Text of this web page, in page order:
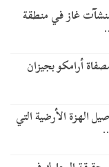
غاز في منطقة
أرامكو بجيزان
الهزة الأرضية التي